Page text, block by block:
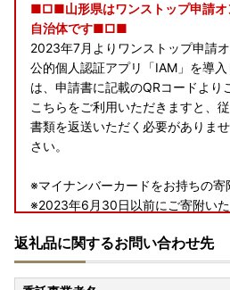
■□■山形県はワンストップ申請オ
自治体です■□■
2023年7月よりワンストップ申請
公的個人認証アプリ「IAM」を導
は、申請書に記載のQRコードより
こちらをご利用いただきますと、
書類を返送いただく必要がありま
さい。
※マイナンバーカードをお持ちの寄
※2023年6月30日以前にご寄附い
いただいた一部の方へはQRコード
る場合がございます。）
※「ふるまど」からQRコード付き
返礼品に関するお問い合わせ先